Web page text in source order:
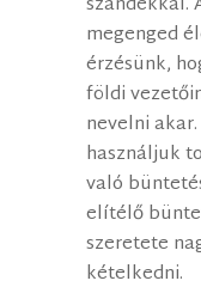
megenged
érzésünk,
földi
nevelni
használjuk
való
elítélő
szeretete
kételkedni.